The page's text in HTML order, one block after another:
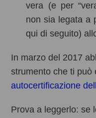
vera (e per
non sia legata a
qui di seguito)
In marzo del 2017
strumento che ti può
autocertificazione
Prova a leggerlo: se